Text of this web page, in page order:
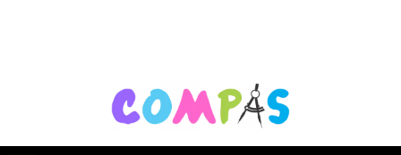
Noutăți Librăria Compas
Souvenir România
Rechizite școlare